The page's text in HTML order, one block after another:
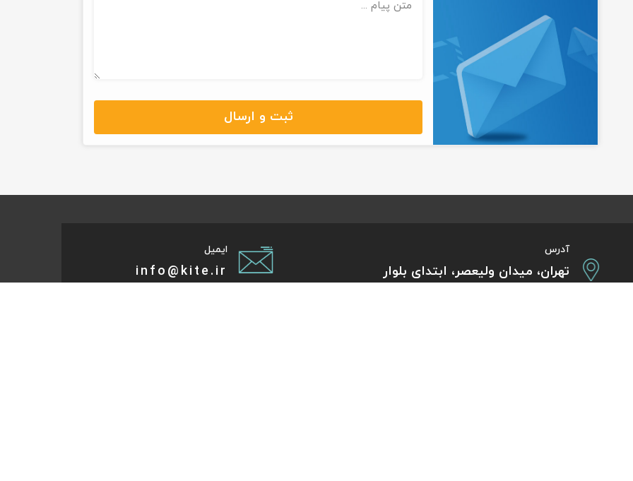
ثبت و ارسال
آدرس
تهران، میدان ولیعصر، ابتدای بلوار
ایمیل
info@kite.ir